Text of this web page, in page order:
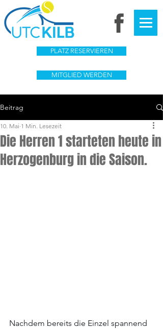
PLATZ RESERVIEREN
MITGLIED WERDEN
Beitrag
Die Herren 1 starteten heute in
Herzogenburg in die Saison.
10. Mai 1 Min. Lesezeit
Nachdem bereits die Einzel spannend